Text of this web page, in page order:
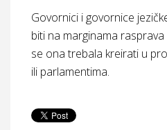
Govornici i govornice
biti na marginama
se ona trebala kreirati u
ili parlamentima.